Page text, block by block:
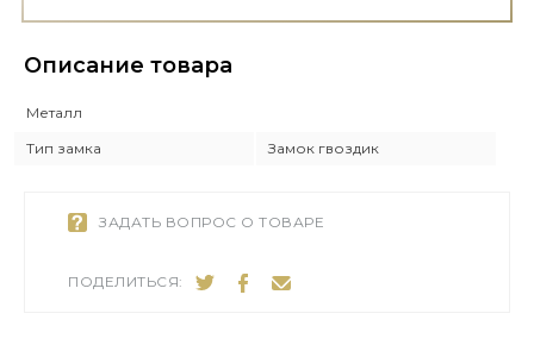
Описание товара
Металл
Тип замка
Замок гвоздик
ЗАДАТЬ ВОПРОС О ТОВАРЕ
ПОДЕЛИТЬСЯ: